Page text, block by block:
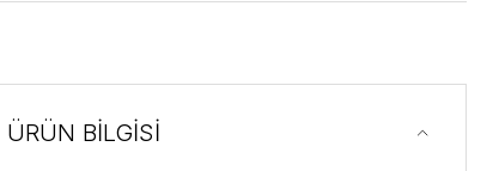
ÜRÜN BİLGİSİ